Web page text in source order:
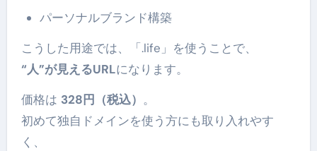
パーソナルブランド構築
こうした用途では、「.life」を使うことで、
“人”が見えるURLになります。
価格は 328円（税込） 。
初めて独自ドメインを使う方にも取り入れやす
く、